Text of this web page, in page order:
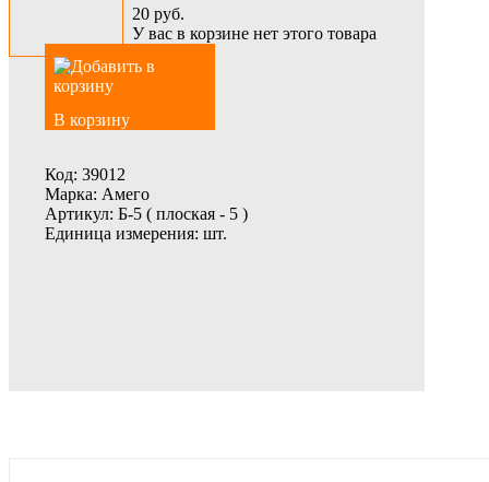
20 руб.
У вас в корзине нет этого товара
В корзину
Код: 39012
Марка: Амего
Артикул: Б-5 ( плоская - 5 )
Единица измерения: шт.